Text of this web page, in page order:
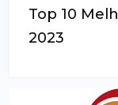
Top 10
2023